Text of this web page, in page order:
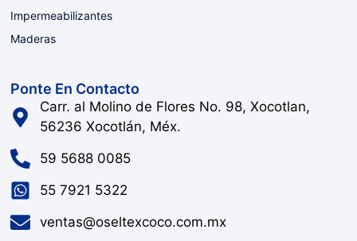
Impermeabilizantes
Maderas
Ponte En Contacto
Carr. al Molino de Flores No. 98, Xocotlan,
56236 Xocotlán, Méx.
59 5688 0085
55 7921 5322
ventas@oseltexcoco.com.mx